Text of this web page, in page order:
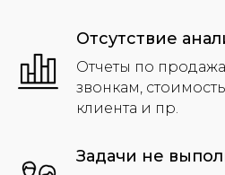
Отсутствие
Отчеты по
звонкам,
клиента и пр.
Задачи не